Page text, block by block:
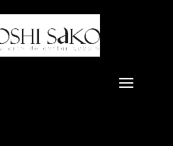
transformar seu